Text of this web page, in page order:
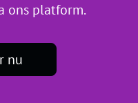
ons platform.
nu